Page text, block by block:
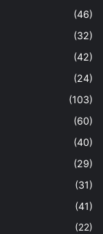
(46)
(32)
(42)
(24)
(103)
(60)
(40)
(29)
(31)
(41)
(22)